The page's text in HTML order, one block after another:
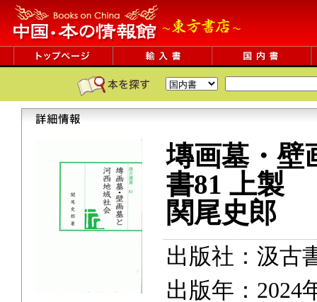
塼画墓・壁
書81 上製
関尾史郎
出版社：汲古
出版年：2024